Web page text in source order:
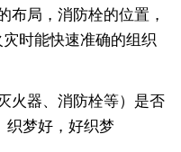
局，消防栓的位置，
时能快速准确的组织
器、消防栓等）是否
织梦好，好织梦